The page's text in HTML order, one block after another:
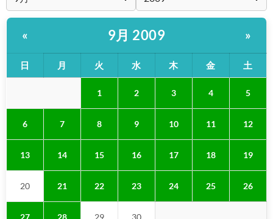
« 9月 2009 »
日 月 火 水 木 金 土
1 2 3 4 5
6 7 8 9 10 11 12
13 14 15 16 17 18 19
20 21 22 23 24 25 26
27 28 29 30